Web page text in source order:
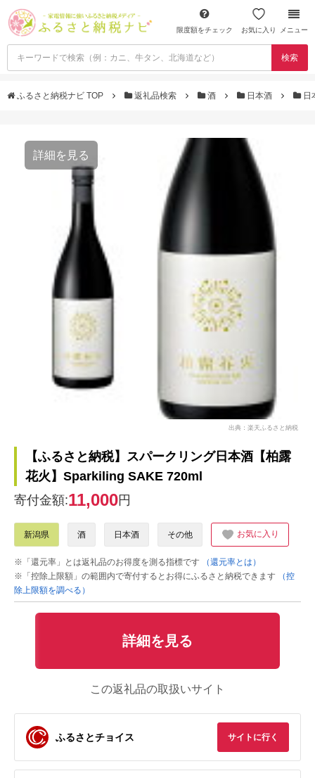
限度額をチェック お気に入り メニュー
検索
ふるさと納税ナビ TOP 返礼品検索 酒 日本酒 日
詳細を見る
出典：楽天ふるさと納税
【ふるさと納税】スパークリング日本酒【柏露
花火】Sparkiling SAKE 720ml
寄付金額:11,000円
新潟県 酒 日本酒 その他 お気に入り
※「還元率」とは返礼品のお得度を測る指標です
（還元率とは）
※「控除上限額」の範囲内で寄付するとお得にふるさと納税できます
（控
除上限額を調べる）
詳細を見る
この返礼品の取扱いサイト
ふるさとチョイス サイトに行く